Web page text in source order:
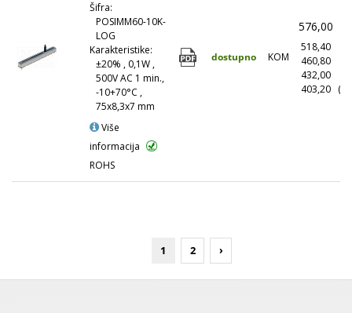
Šifra:
POSIMM60-10K-
LOG
Karakteristike:
±20% , 0,1W ,
500V AC 1 min.,
-10+70°C ,
75x8,3x7 mm
Više
informacija
ROHS
dostupno KOM
576,00
518,40
460,80
432,00
403,20
1 2 ›